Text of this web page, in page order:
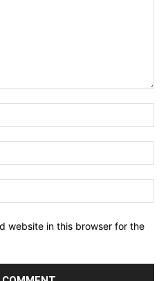
website in this browser for the